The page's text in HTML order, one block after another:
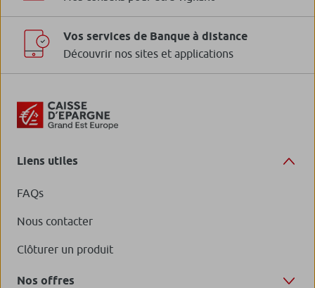
Vos services de Banque à distance
Découvrir nos sites et applications
Liens utiles
FAQs
Nous contacter
Clôturer un produit
Nos offres